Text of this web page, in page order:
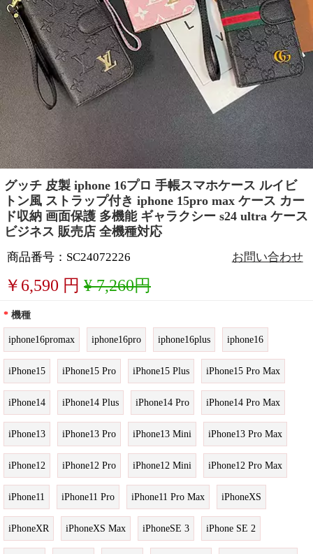
グッチ 皮製 iphone 16プロ 手帳スマホケース ルイビ
トン風 ストラップ付き iphone 15pro max ケース カー
ド収納 画面保護 多機能 ギャラクシー s24 ultra ケース
ビジネス 販売店 全機種対応
商品番号：SC24072226 お問い合わせ
￥ 6,590 円 ¥ 7,260円
* 機種
iphone16promax iphone16pro iphone16plus iphone16
iPhone15 iPhone15 Pro iPhone15 Plus iPhone15 Pro Max
iPhone14 iPhone14 Plus iPhone14 Pro iPhone14 Pro Max
iPhone13 iPhone13 Pro iPhone13 Mini iPhone13 Pro Max
iPhone12 iPhone12 Pro iPhone12 Mini iPhone12 Pro Max
iPhone11 iPhone11 Pro iPhone11 Pro Max iPhoneXS
iPhoneXR iPhoneXS Max iPhoneSE 3 iPhone SE 2